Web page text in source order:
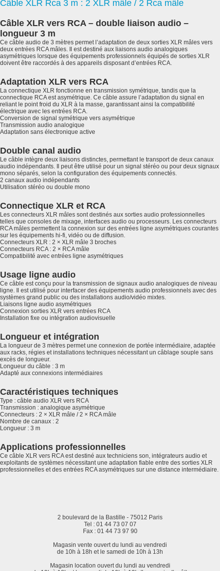
Câble XLR Rca 3 m : 2 XLR mâle / 2 Rca mâle
Câble XLR vers RCA – double liaison audio –
longueur 3 m
Ce câble audio de 3 mètres permet l’adaptation de deux sorties XLR mâles vers
deux entrées RCA mâles. Il est destiné aux liaisons audio analogiques
asymétriques lorsque des équipements professionnels équipés de sorties XLR
doivent être raccordés à des appareils disposant d’entrées RCA.
Adaptation XLR vers RCA
La connectique XLR fonctionne en transmission symétrique, tandis que la
connectique RCA est asymétrique. Ce câble assure l’adaptation du signal en
reliant le point froid du XLR à la masse, garantissant ainsi la compatibilité
électrique avec les entrées RCA.
Conversion de signal symétrique vers asymétrique
Transmission audio analogique
Adaptation sans électronique active
Double canal audio
Le câble intègre deux liaisons distinctes, permettant le transport de deux canaux
audio indépendants. Il peut être utilisé pour un signal stéréo ou pour deux signaux
mono séparés, selon la configuration des équipements connectés.
2 canaux audio indépendants
Utilisation stéréo ou double mono
Connectique XLR et RCA
Les connecteurs XLR mâles sont destinés aux sorties audio professionnelles
telles que consoles de mixage, interfaces audio ou processeurs. Les connecteurs
RCA mâles permettent la connexion sur des entrées ligne asymétriques courantes
sur les équipements hi-fi, vidéo ou de diffusion.
Connecteurs XLR : 2 × XLR mâle 3 broches
Connecteurs RCA : 2 × RCA mâle
Compatibilité avec entrées ligne asymétriques
Usage ligne audio
Ce câble est conçu pour la transmission de signaux audio analogiques de niveau
ligne. Il est utilisé pour interfacer des équipements audio professionnels avec des
systèmes grand public ou des installations audio/vidéo mixtes.
Liaisons ligne audio asymétriques
Connexion sorties XLR vers entrées RCA
Installation fixe ou intégration audiovisuelle
Longueur et intégration
La longueur de 3 mètres permet une connexion de portée intermédiaire, adaptée
aux racks, régies et installations techniques nécessitant un câblage souple sans
excès de longueur.
Longueur du câble : 3 m
Adapté aux connexions intermédiaires
Caractéristiques techniques
Type : câble audio XLR vers RCA
Transmission : analogique asymétrique
Connecteurs : 2 × XLR mâle / 2 × RCA mâle
Nombre de canaux : 2
Longueur : 3 m
Applications professionnelles
Ce câble XLR vers RCA est destiné aux techniciens son, intégrateurs audio et
exploitants de systèmes nécessitant une adaptation fiable entre des sorties XLR
professionnelles et des entrées RCA asymétriques sur une distance intermédiaire.
2 boulevard de la Bastille - 75012 Paris
Tel : 01 44 73 07 07
Fax : 01 44 73 97 90
Magasin vente ouvert du lundi au vendredi
de 10h à 18h et le samedi de 10h à 13h
Magasin location ouvert du lundi au vendredi